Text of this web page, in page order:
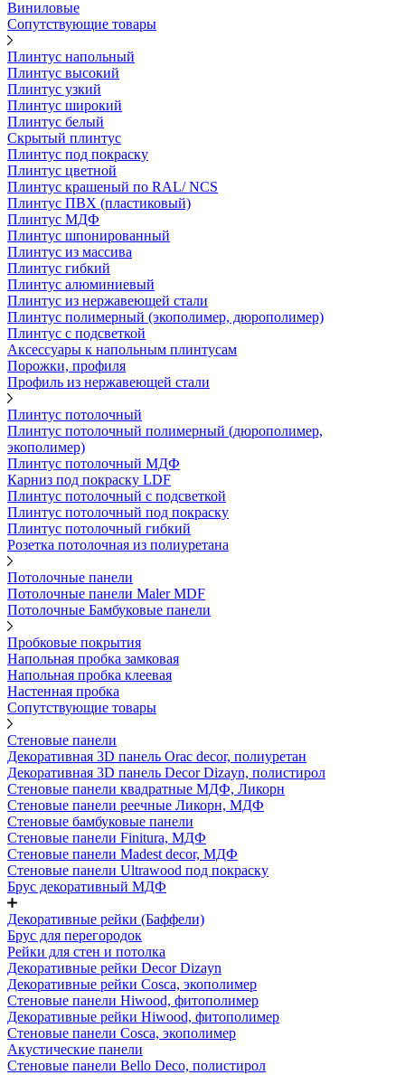
Виниловые
Сопутствующие товары
Плинтус напольный
Плинтус высокий
Плинтус узкий
Плинтус широкий
Плинтус белый
Скрытый плинтус
Плинтус под покраску
Плинтус цветной
Плинтус крашеный по RAL/ NCS
Плинтус ПВХ (пластиковый)
Плинтус МДФ
Плинтус шпонированный
Плинтус из массива
Плинтус гибкий
Плинтус алюминиевый
Плинтус из нержавеющей стали
Плинтус полимерный (экополимер, дюрополимер)
Плинтус с подсветкой
Аксессуары к напольным плинтусам
Порожки, профиля
Профиль из нержавеющей стали
Плинтус потолочный
Плинтус потолочный полимерный (дюрополимер,
экополимер)
Плинтус потолочный МДФ
Карниз под покраску LDF
Плинтус потолочный с подсветкой
Плинтус потолочный под покраску
Плинтус потолочный гибкий
Розетка потолочная из полиуретана
Потолочные панели
Потолочные панели Maler MDF
Потолочные Бамбуковые панели
Пробковые покрытия
Напольная пробка замковая
Напольная пробка клеевая
Настенная пробка
Сопутствующие товары
Стеновые панели
Декоративная 3D панель Orac decor, полиуретан
Декоративная 3D панель Decor Dizayn, полистирол
Стеновые панели квадратные МДФ, Ликорн
Стеновые панели реечные Ликорн, МДФ
Стеновые бамбуковые панели
Стеновые панели Finitura, МДФ
Стеновые панели Madest decor, МДФ
Стеновые панели Ultrawood под покраску
Брус декоративный МДФ
Декоративные рейки (Баффели)
Брус для перегородок
Рейки для стен и потолка
Декоративные рейки Decor Dizayn
Декоративные рейки Cosca, экополимер
Стеновые панели Hiwood, фитополимер
Декоративные рейки Hiwood, фитополимер
Стеновые панели Cosca, экополимер
Акустические панели
Стеновые панели Bello Deco, полистирол